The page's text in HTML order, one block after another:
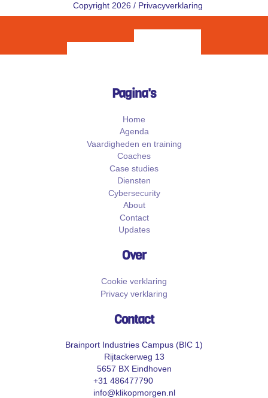
Copyright 2026 / Privacyverklaring
Pagina's
Home
Agenda
Vaardigheden en training
Coaches
Case studies
Diensten
Cybersecurity
About
Contact
Updates
Over
Cookie verklaring
Privacy verklaring
Contact
Brainport Industries Campus (BIC 1)
Rijtackerweg 13
5657 BX Eindhoven
+31 486477790
info@klikopmorgen.nl